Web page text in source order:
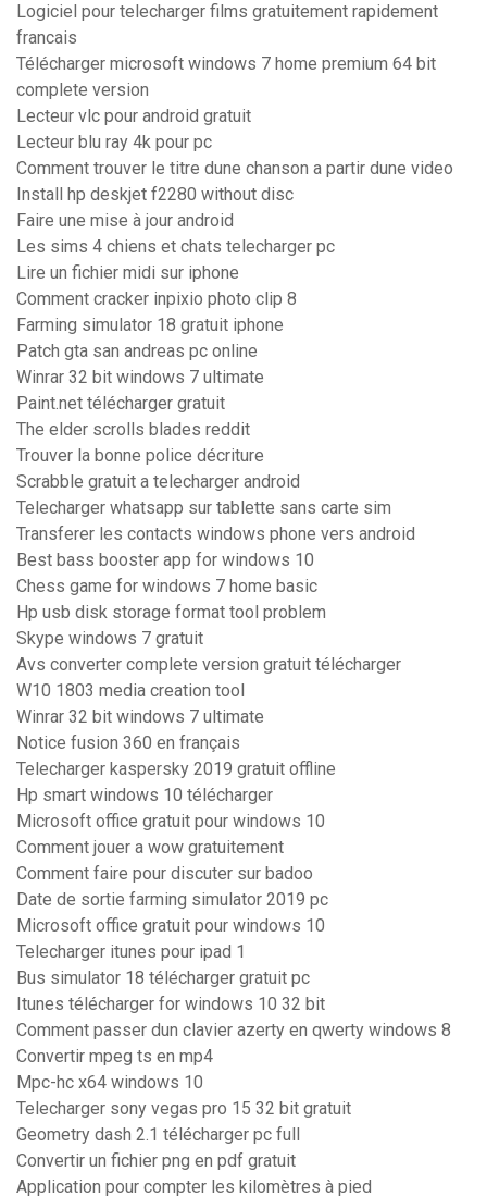
Logiciel pour telecharger films gratuitement rapidement
francais
Télécharger microsoft windows 7 home premium 64 bit
complete version
Lecteur vlc pour android gratuit
Lecteur blu ray 4k pour pc
Comment trouver le titre dune chanson a partir dune video
Install hp deskjet f2280 without disc
Faire une mise à jour android
Les sims 4 chiens et chats telecharger pc
Lire un fichier midi sur iphone
Comment cracker inpixio photo clip 8
Farming simulator 18 gratuit iphone
Patch gta san andreas pc online
Winrar 32 bit windows 7 ultimate
Paint.net télécharger gratuit
The elder scrolls blades reddit
Trouver la bonne police décriture
Scrabble gratuit a telecharger android
Telecharger whatsapp sur tablette sans carte sim
Transferer les contacts windows phone vers android
Best bass booster app for windows 10
Chess game for windows 7 home basic
Hp usb disk storage format tool problem
Skype windows 7 gratuit
Avs converter complete version gratuit télécharger
W10 1803 media creation tool
Winrar 32 bit windows 7 ultimate
Notice fusion 360 en français
Telecharger kaspersky 2019 gratuit offline
Hp smart windows 10 télécharger
Microsoft office gratuit pour windows 10
Comment jouer a wow gratuitement
Comment faire pour discuter sur badoo
Date de sortie farming simulator 2019 pc
Microsoft office gratuit pour windows 10
Telecharger itunes pour ipad 1
Bus simulator 18 télécharger gratuit pc
Itunes télécharger for windows 10 32 bit
Comment passer dun clavier azerty en qwerty windows 8
Convertir mpeg ts en mp4
Mpc-hc x64 windows 10
Telecharger sony vegas pro 15 32 bit gratuit
Geometry dash 2.1 télécharger pc full
Convertir un fichier png en pdf gratuit
Application pour compter les kilomètres à pied